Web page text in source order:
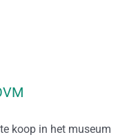
koop in het museum